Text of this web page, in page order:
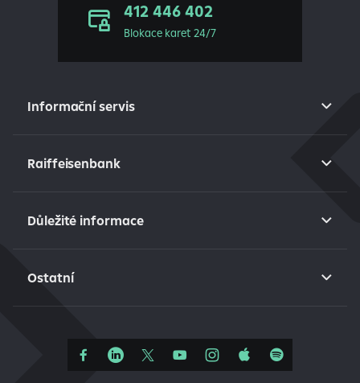
412 446 402
Blokace karet 24/7
Informační servis
Raiffeisenbank
Důležité informace
Ostatní